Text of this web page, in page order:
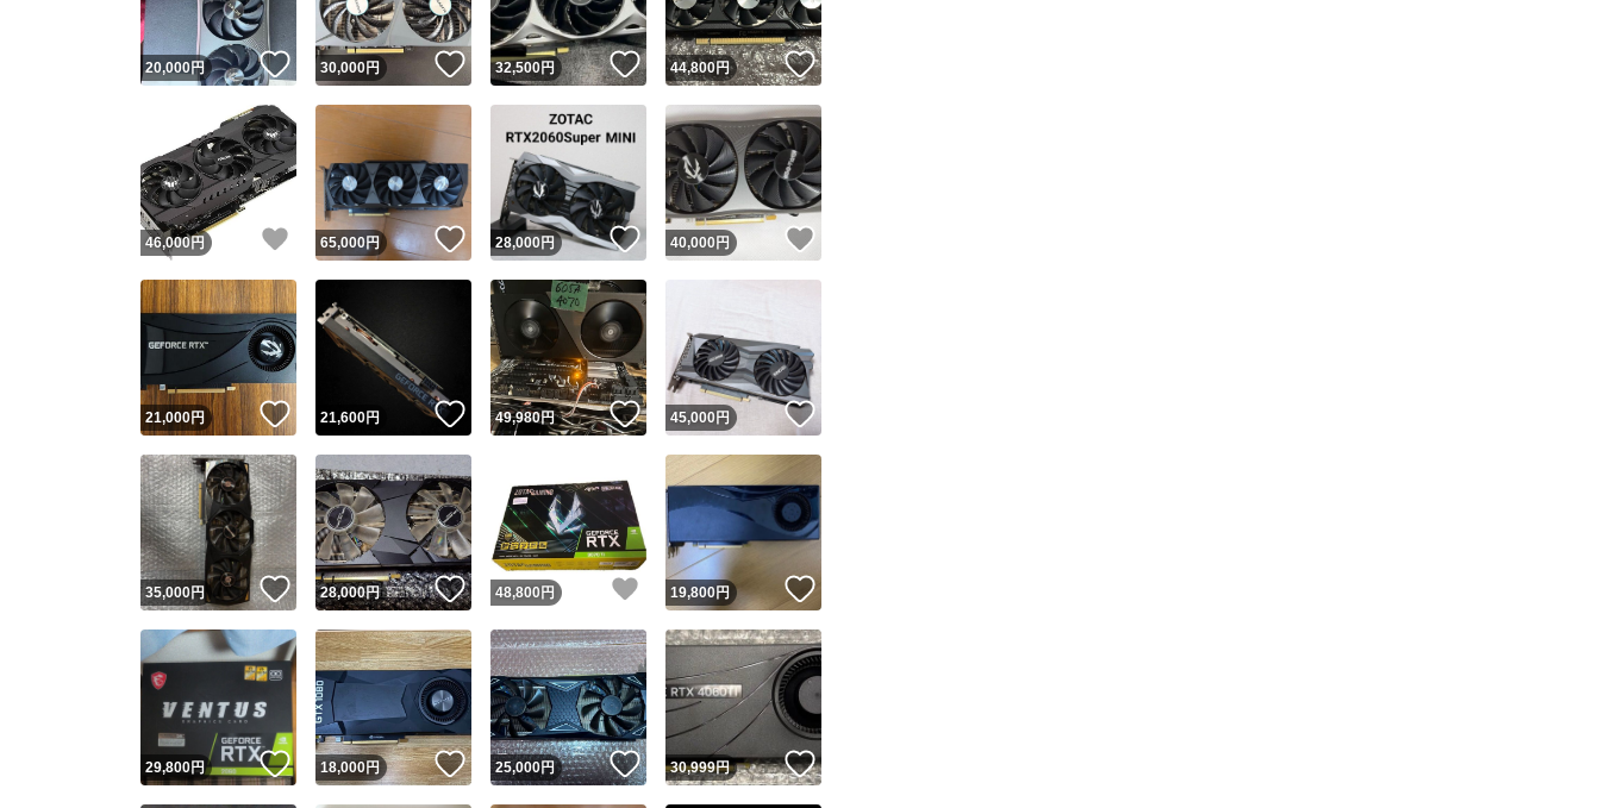
他フリマ実績◯+ このユーザーは他フリマサービスでの取引実績があります
スピード&安心発送
※このバッジは実績に基づく表示であり、発送を保証しているものではありません
スピード＆安心発送
このユーザーは高頻度で24時間以内＆設定した発送日数内に発送してい
ます
スピード発送 このユーザーは高頻度で24時間以内に発送しています
安心発送 このユーザーは設定した発送日数内に発送しています
出品ページへ
キャンセル
20,000円 いいね！
30,000円 いいね！
32,500円 いいね！
44,800円 いいね！
46,000円 いいね！
65,000円 いいね！
28,000円 いいね！
40,000 円
21,000円 いいね！
21,600円 いいね！
49,980円 いいね！
45,000円
35,000円 いいね！
28,000円 いいね！
48,800 円 いいね！
19,800円 いいね！
29,800円 いいね！
18,000円 いいね！
25,000円 いいね！
30,999円 いいね！